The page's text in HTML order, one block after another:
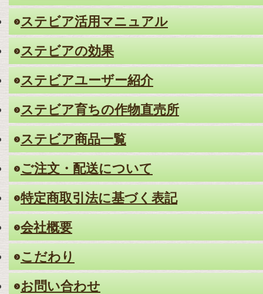
ステビア活用マニュアル
ステビアの効果
ステビアユーザー紹介
ステビア育ちの作物直売所
ステビア商品一覧
ご注文・配送について
特定商取引法に基づく表記
会社概要
こだわり
お問い合わせ